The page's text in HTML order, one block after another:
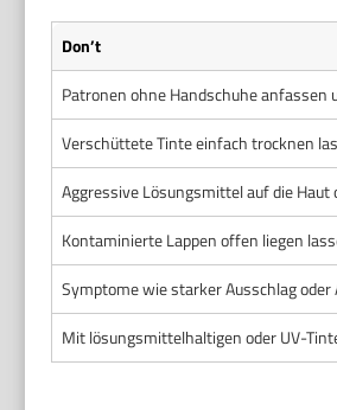
Don’t
Patronen ohne Handschuhe
Verschüttete Tinte einfach trocknen
Aggressive Lösungsmittel auf die
Kontaminierte Lappen offen liegen
Symptome wie starker Ausschlag
Mit lösungsmittelhaltigen oder UV-